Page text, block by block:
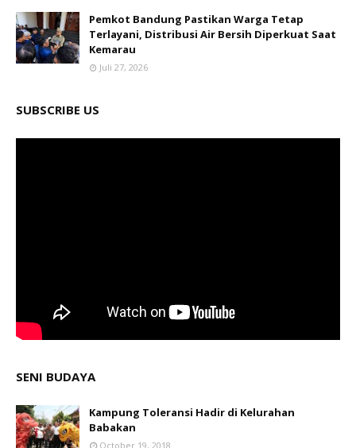
Pemkot Bandung Pastikan Warga Tetap
Terlayani, Distribusi Air Bersih Diperkuat Saat
Kemarau
Juli 27, 2026
SUBSCRIBE US
SENI BUDAYA
Kampung Toleransi Hadir di Kelurahan
Babakan
October 19, 2018